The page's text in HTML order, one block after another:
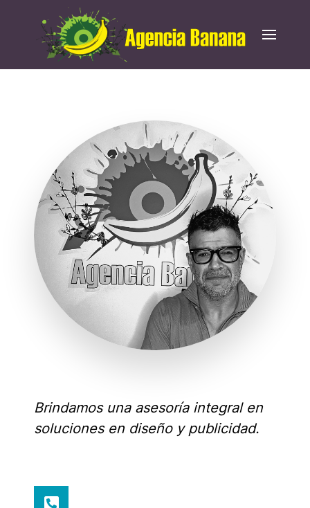
Brindamos una asesoría integral en
soluciones en diseño y publicidad.